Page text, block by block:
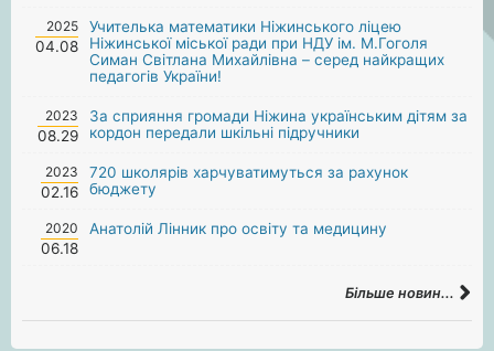
2025
04.08
Учителька математики Ніжинського ліцею
Ніжинської міської ради при НДУ ім. М.Гоголя
Симан Світлана Михайлівна – серед найкращих
педагогів України!
2023
08.29
За сприяння громади Ніжина українським дітям за
кордон передали шкільні підручники
2023
02.16
720 школярів харчуватимуться за рахунок
бюджету
2020
06.18
Анатолій Лінник про освіту та медицину
Більше новин...